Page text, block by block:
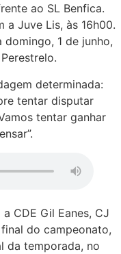
ao SL Benfica.
a Juve Lis, às 16h00.
1 de junho,
determinada:
tentar disputar
tentar ganhar
CDE Gil Eanes, CJ
do campeonato,
da temporada, no